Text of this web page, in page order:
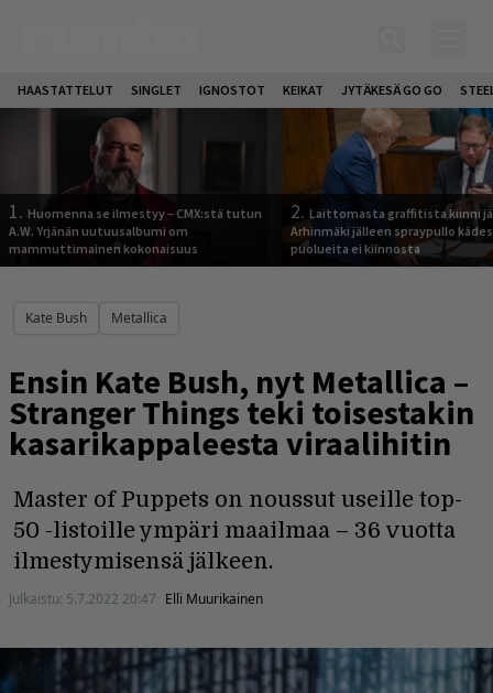
HAASTATTELUT SINGLET IGNOSTOT KEIKAT JYTÄKESÄ GO GO
1. Huomenna se ilmestyy – CMX:stä tutun
A.W. Yrjänän uutuusalbumi om
mammuttimainen kokonaisuus
2. Laittomasta graffitista kiinni
Arhinmäki jälleen spraypullo
puolueita ei kiinnosta
Kate Bush Metallica
Ensin Kate Bush, nyt Metallica –
Stranger Things teki toisestakin
kasarikappaleesta viraalihitin
Master of Puppets on noussut useille top-
50 -listoille ympäri maailmaa – 36 vuotta
ilmestymisensä jälkeen.
Julkaistu: 5.7.2022 20:47 Elli Muurikainen